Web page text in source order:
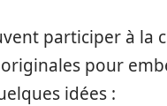
participer à la
pour
idées :